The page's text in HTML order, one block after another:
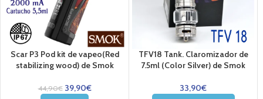
Scar P3 Pod kit de vapeo(Red
stabilizing wood) de Smok
44,90€ 39,90€
TFV18 Tank. Claromizador de
7.5ml (Color Silver) de Smok
33,90€